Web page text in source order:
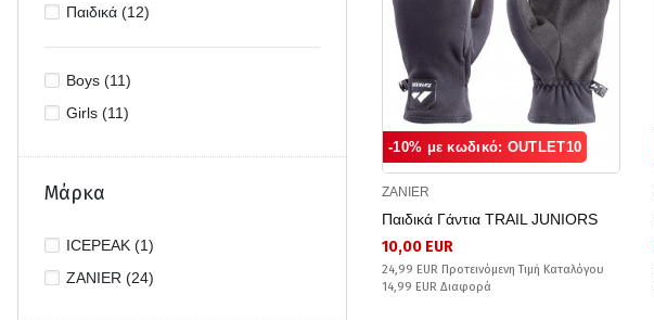
Παιδικά (12)
Boys (11)
Girls (11)
Μάρκα
ICEPEAK (1)
ZANIER (24)
-10% με κωδικό: OUTLET10
ZANIER
Παιδικά Γάντια TRAIL JUNIORS
10,00 EUR
24,99 EUR Προτεινόμενη Τιμή Καταλόγου
14,99 EUR Διαφορά